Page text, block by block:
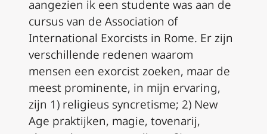
aangezien ik een studente was aan de
cursus van de Association of
International Exorcists in Rome. Er zijn
verschillende redenen waarom
mensen een exorcist zoeken, maar de
meest prominente, in mijn ervaring,
zijn 1) religieus syncretisme; 2) New
Age praktijken, magie, tovenarij,